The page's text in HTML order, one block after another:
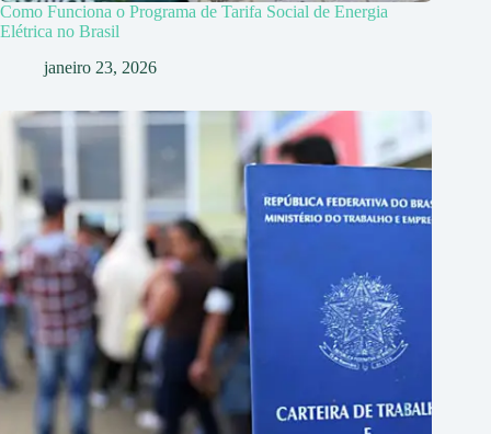
Como Funciona o Programa de Tarifa Social de Energia
Elétrica no Brasil
janeiro 23, 2026